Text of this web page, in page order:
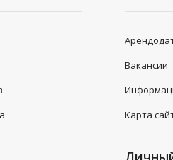
Вакансии
Карта